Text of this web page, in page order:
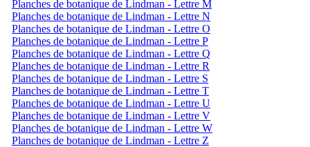
Planches de botanique de Lindman - Lettre M
Planches de botanique de Lindman - Lettre N
Planches de botanique de Lindman - Lettre O
Planches de botanique de Lindman - Lettre P
Planches de botanique de Lindman - Lettre Q
Planches de botanique de Lindman - Lettre R
Planches de botanique de Lindman - Lettre S
Planches de botanique de Lindman - Lettre T
Planches de botanique de Lindman - Lettre U
Planches de botanique de Lindman - Lettre V
Planches de botanique de Lindman - Lettre W
Planches de botanique de Lindman - Lettre Z